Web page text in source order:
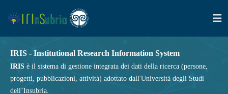
IRIS - Institutional Research Information System
IRIS è il sistema di gestione integrata dei dati della ricerca (persone,
progetti, pubblicazioni, attività) adottato dall'Università degli Studi
dell’Insubria.